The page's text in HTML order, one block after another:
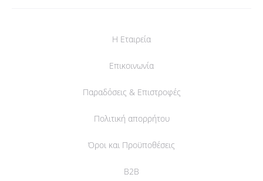
Η Εταιρεία
Επικοινωνία
Παραδόσεις & Επιστροφές
Πολιτική απορρήτου
Όροι και Προϋποθέσεις
B2B